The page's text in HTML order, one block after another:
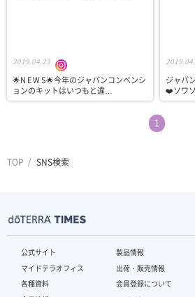
2019.04.23
🌟N E W S🌟今年のジャパンコンベンシ
ョンのキットはいつもと違…
ジャパ
❤️ソワ
1
TOP SNS検索
公式サイト
マイドテラオフィス
各種資料
製品情報
出荷・販売情報
会員登録について